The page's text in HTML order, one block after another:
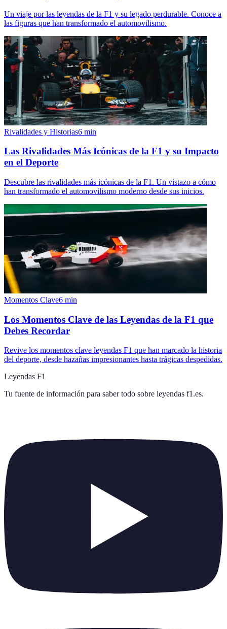
Un viaje por las leyendas de la F1 y su legado perdurable. Conoce a
las figuras que han transformado el automovilismo.
Rivalidades y Historias6 min
Las Rivalidades Más Icónicas de la F1 y su Impacto
en el Deporte
Descubre las rivalidades más icónicas de la F1. Un vistazo a cómo
han transformado el automovilismo moderno desde sus inicios.
Momentos Clave6 min
Los Momentos Clave de las Leyendas de la F1 que
Debes Recordar
Revive los momentos clave leyendas F1 que han marcado la historia
del deporte, desde hazañas impresionantes hasta trágicas despedidas.
Leyendas F1
Tu fuente de información para saber todo sobre leyendas f1.es.